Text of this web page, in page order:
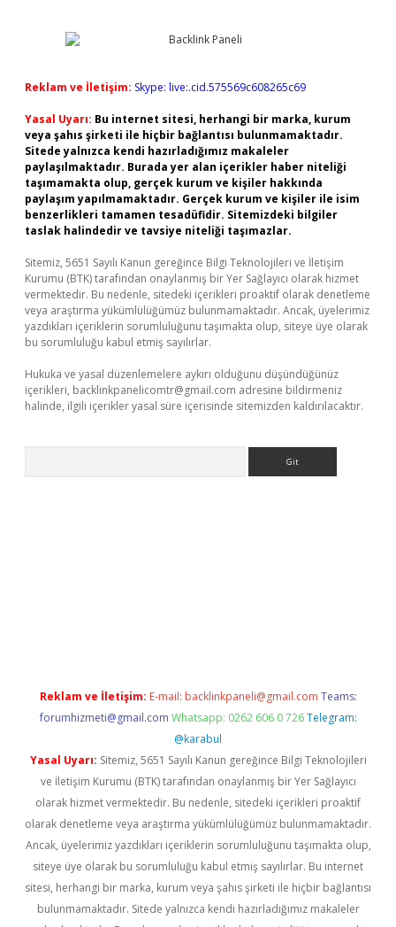
Reklam ve İletişim: Skype: live:.cid.575569c608265c69
Yasal Uyarı: Bu internet sitesi, herhangi bir marka, kurum
veya şahıs şirketi ile hiçbir bağlantısı bulunmamaktadır.
Sitede yalnızca kendi hazırladığımız makaleler
paylaşılmaktadır. Burada yer alan içerikler haber niteliği
taşımamakta olup, gerçek kurum ve kişiler hakkında
paylaşım yapılmamaktadır. Gerçek kurum ve kişiler ile isim
benzerlikleri tamamen tesadüfidir. Sitemizdeki bilgiler
taslak halindedir ve tavsiye niteliği taşımazlar.
Sitemiz, 5651 Sayılı Kanun gereğince Bilgi Teknolojileri ve İletişim
Kurumu (BTK) tarafından onaylanmış bir Yer Sağlayıcı olarak hizmet
vermektedir. Bu nedenle, sitedeki içerikleri proaktif olarak denetleme
veya araştırma yükümlülüğümüz bulunmamaktadır. Ancak, üyelerimiz
yazdıkları içeriklerin sorumluluğunu taşımakta olup, siteye üye olarak
bu sorumluluğu kabul etmiş sayılırlar.
Hukuka ve yasal düzenlemelere aykırı olduğunu düşündüğünüz
içerikleri, backlinkpanelicomtr@gmail.com adresine bildirmeniz
halinde, ilgili içerikler yasal süre içerisinde sitemizden kaldırılacaktır.
Reklam ve İletişim: E-mail: backlinkpaneli@gmail.com Teams:
forumhizmeti@gmail.com Whatsapp: 0262 606 0 726 Telegram:
@karabul
Yasal Uyarı: Sitemiz, 5651 Sayılı Kanun gereğince Bilgi Teknolojileri
ve İletişim Kurumu (BTK) tarafından onaylanmış bir Yer Sağlayıcı
olarak hizmet vermektedir. Bu nedenle, sitedeki içerikleri proaktif
olarak denetleme veya araştırma yükümlülüğümüz bulunmamaktadır.
Ancak, üyelerimiz yazdıkları içeriklerin sorumluluğunu taşımakta olup,
siteye üye olarak bu sorumluluğu kabul etmiş sayılırlar. Bu internet
sitesi, herhangi bir marka, kurum veya şahıs şirketi ile hiçbir bağlantısı
bulunmamaktadır. Sitede yalnızca kendi hazırladığımız makaleler